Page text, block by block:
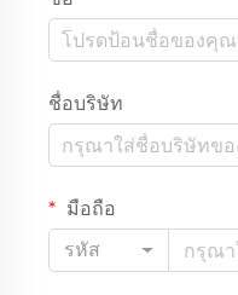
ชื่อบริษัท
มือถือ
รหัส